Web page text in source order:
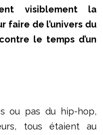
visiblement la
faire de l’univers du
le temps d’un
ou pas du hip-hop,
tous étaient au